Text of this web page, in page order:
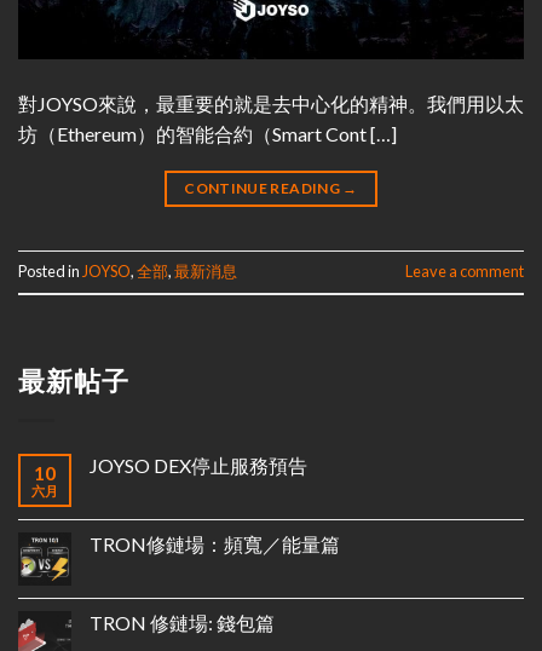
對JOYSO來說，最重要的就是去中心化的精神。我們用以太
坊（Ethereum）的智能合約（Smart Cont […]
CONTINUE READING →
Posted in JOYSO,全部,最新消息 Leave a comment
最新帖子
10
六月
JOYSO DEX停止服務預告
TRON修鏈場：頻寬／能量篇
TRON 修鏈場: 錢包篇